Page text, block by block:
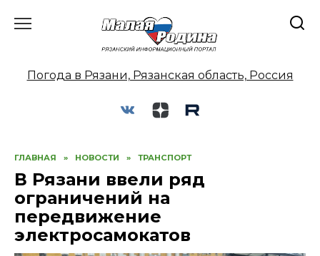
Погода в Рязани, Рязанская область, Россия
ГЛАВНАЯ » НОВОСТИ » ТРАНСПОРТ
В Рязани ввели ряд
ограничений на
передвижение
электросамокатов